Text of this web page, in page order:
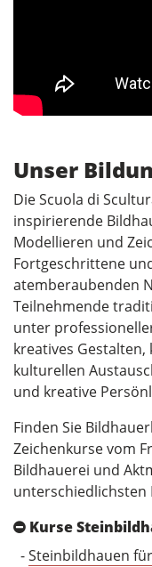
Unser
Die Scuola di
inspirierende
Modellieren und
Fortgeschrittene
atemberaubenden
Teilnehmende
unter
kreatives
kulturellen
und kreative
Finden Sie
Zeichenkurse vom
Bildhauerei und
unterschiedlichsten
Kurse
-Steinbildhauen